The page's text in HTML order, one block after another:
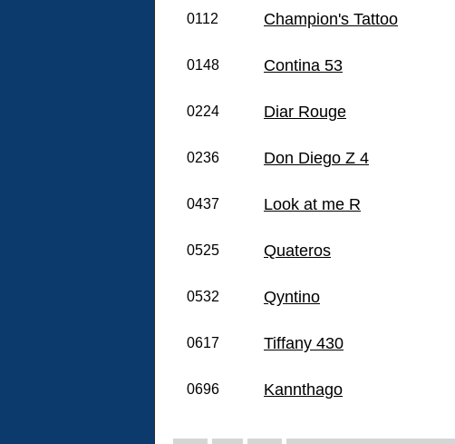
0112 Champion's Tattoo
0148 Contina 53
0224 Diar Rouge
0236 Don Diego Z 4
0437 Look at me R
0525 Quateros
0532 Qyntino
0617 Tiffany 430
0696 Kannthago